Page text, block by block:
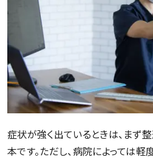
症状が強く出ているときは、まず
本です。ただし、病院によっては